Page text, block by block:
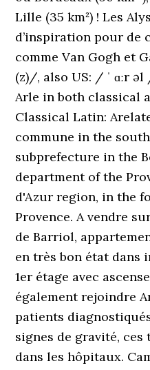
Lille (35 km²) ! Les
d’inspiration pour de
comme Van Gogh et
(z)/, also US: / ˈ ɑːr
Arle in both classical
Classical Latin:
commune in the
subprefecture in the
department of the
d'Azur region, in the
Provence. A vendre
de Barriol,
en très bon état dans
1er étage avec
également rejoindre
patients
signes de gravité,
dans les hôpitaux.